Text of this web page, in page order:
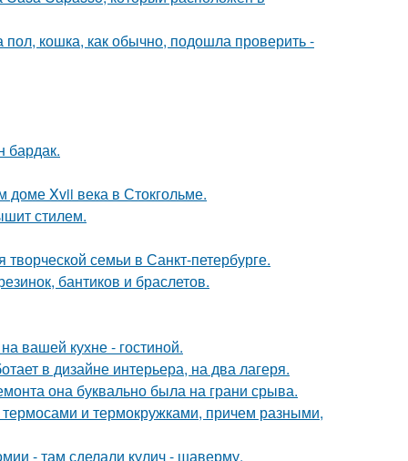
пол, кошка, как обычно, подошла проверить -
бардак.
доме Xvii века в Стокгольме.
стилем.
семьи в Санкт-петербурге.
бантиков и браслетов.
вашей кухне - гостиной.
в дизайне интерьера, на два лагеря.
она буквально была на грани срыва.
и термокружками, причем разными,
- там сделали кулич - шаверму.